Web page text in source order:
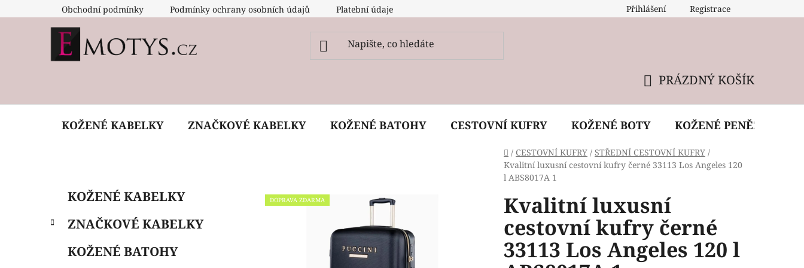
na
Obchodní podmínky Podmínky ochrany osobních údajů Platební údaje Reklamační podmínky
Přihlášení Registrace
KOŠÍK
PRÁZDNÝ KOŠÍK
KOŽENÉ KABELKY ZNAČKOVÉ KABELKY KOŽENÉ BATOHY CESTOVNÍ KUFRY KOŽENÉ BOTY KOŽENÉ PENĚŽENKY
Domů
/ CESTOVNÍ KUFRY / STŘEDNÍ CESTOVNÍ KUFRY /
Kvalitní luxusní cestovní kufry černé 33113 Los Angeles 120
l ABS8017A 1
s
Přeskočit
kategorie
e
KOŽENÉ KABELKY
ZNAČKOVÉ KABELKY
KOŽENÉ BATOHY
Kvalitní luxusní
cestovní kufry černé
33113 Los Angeles 120 l
DOPRAVA ZDARMA